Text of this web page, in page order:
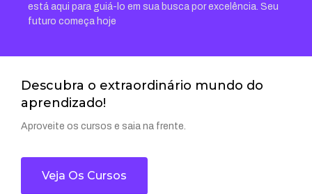
está aqui para guiá-lo em sua busca por excelência. Seu
futuro começa hoje
Descubra o extraordinário mundo do
aprendizado!
Aproveite os cursos e saia na frente.
Veja Os Cursos